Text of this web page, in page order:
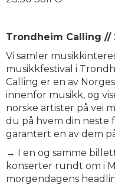
Trondheim Calling //
Vi samler
musikkfestival i
Calling er en av
innenfor musikk, og
norske artister på vei
du på hvem din neste
garantert en av dem
→ I en og samme
konserter rundt om i
morgendagens